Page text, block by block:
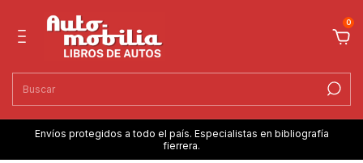
0
Envíos protegidos a todo el país. Especialistas en bibliografía
fierrera.